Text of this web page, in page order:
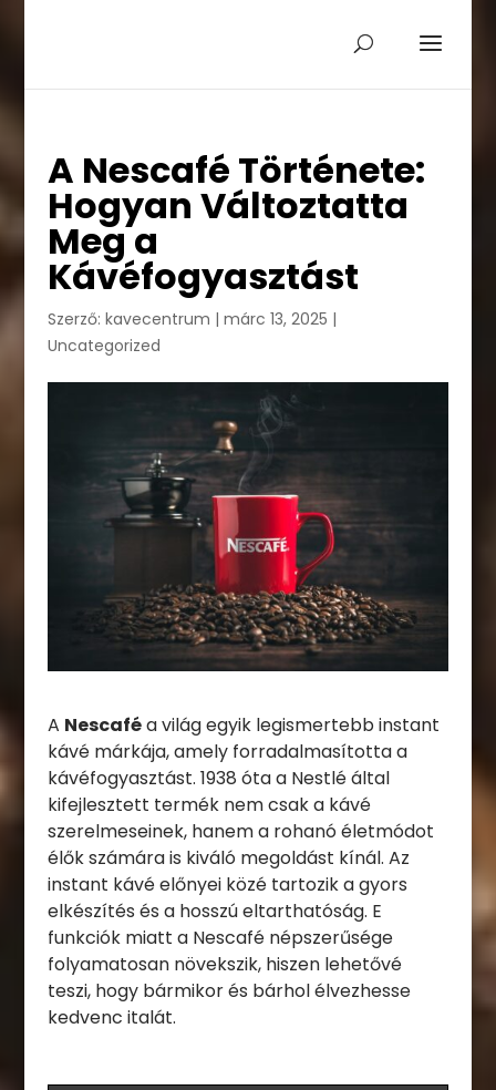
A Nescafé Története:
Hogyan Változtatta
Meg a
Kávéfogyasztást
Szerző: kavecentrum | márc 13, 2025 |
Uncategorized
A Nescaféa világ egyik legismertebb instant
kávé márkája, amely forradalmasította a
kávéfogyasztást. 1938 óta a Nestlé által
kifejlesztett termék nem csak a kávé
szerelmeseinek, hanem a rohanó életmódot
élők számára is kiváló megoldást kínál. Az
instant kávé előnyei közé tartozik a gyors
elkészítés és a hosszú eltarthatóság. E
funkciók miatt a Nescafé népszerűsége
folyamatosan növekszik, hiszen lehetővé
teszi, hogy bármikor és bárhol élvezhesse
kedvenc italát.